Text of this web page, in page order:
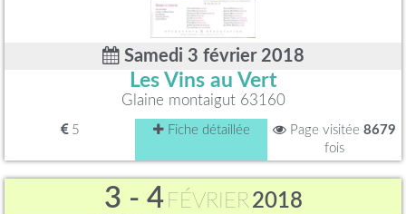
Samedi 3 février 2018
Les Vins au Vert
Glaine montaigut 63160
5 Fiche détaillée Page visitée 8679
fois
3 - 4 FÉVRIER2018